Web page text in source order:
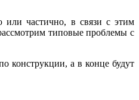
или частично, в связи с этим
типовые проблемы с
конструкции, а в конце будут